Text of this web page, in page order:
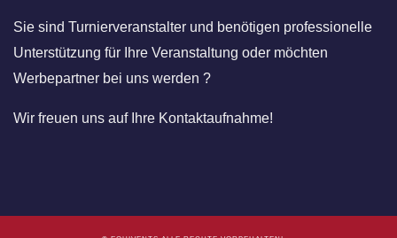
Sie sind Turnierveranstalter und benötigen professionelle
Unterstützung für Ihre Veranstaltung oder möchten
Werbepartner bei uns werden ?
Wir freuen uns auf Ihre Kontaktaufnahme!